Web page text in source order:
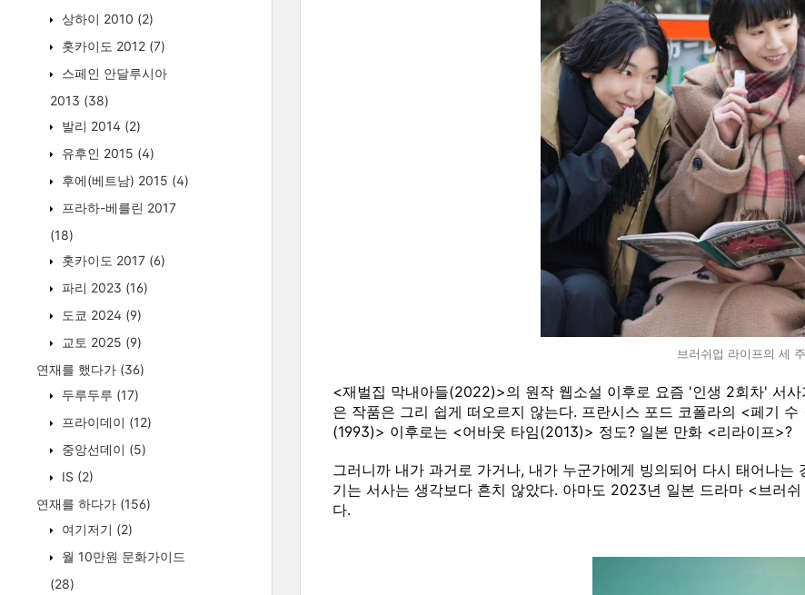
상하이 2010 (2)
홋카이도 2012 (7)
스페인 안달루시아
2013 (38)
발리 2014 (2)
유후인 2015 (4)
후에(베트남) 2015 (4)
프라하-베를린 2017
(18)
홋카이도 2017 (6)
파리 2023 (16)
도쿄 2024 (9)
교토 2025 (9)
연재를 했다가 (36)
두루두루 (17)
프라이데이 (12)
중앙선데이 (5)
IS (2)
연재를 하다가 (156)
여기저기 (2)
월 10만원 문화가이드
(28)
브러쉬업 라이프의 세
<재벌집 막내아들(2022)>의 원작 웹소설 이후로 요즘 '인생 2회차' 서
은 작품은 그리 쉽게 떠오르지 않는다. 프란시스 포드 코폴라의 <페기
(1993)> 이후로는 <어바웃 타임(2013)> 정도? 일본 만화 <리라이프>?
그러니까 내가 과거로 가거나, 내가 누군가에게 빙의되어 다시 태어나
기는 서사는 생각보다 흔치 않았다. 아마도 2023년 일본 드라마 <브러
다.